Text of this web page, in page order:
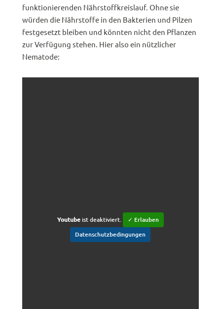
funktionierenden Nährstoffkreislauf. Ohne sie
würden die Nährstoffe in den Bakterien und Pilzen
festgesetzt bleiben und könnten nicht den Pflanzen
zur Verfügung stehen. Hier also ein nützlicher
Nematode:
Youtubeist deaktiviert.
✓ Erlauben
Datenschutzbedingungen